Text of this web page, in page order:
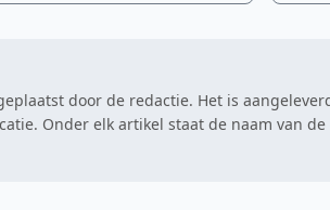
door de redactie. Het is
Onder elk artikel staat de naam van